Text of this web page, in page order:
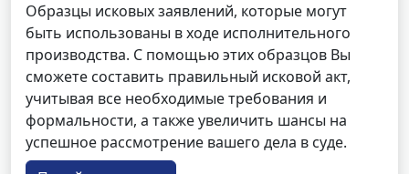
Образцы исковых заявлений, которые могут
быть использованы в ходе исполнительного
производства. С помощью этих образцов Вы
сможете составить правильный исковой акт,
учитывая все необходимые требования и
формальности, а также увеличить шансы на
успешное рассмотрение вашего дела в суде.